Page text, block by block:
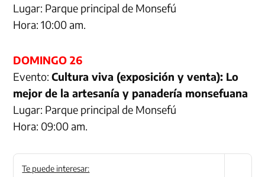
Lugar: Parque principal de Monsefú
Hora: 10:00 am.
DOMINGO 26
Evento:Cultura viva (exposición y venta): Lo
mejor de la artesanía y panadería monsefuana
Lugar: Parque principal de Monsefú
Hora: 09:00 am.
Te puede interesar: